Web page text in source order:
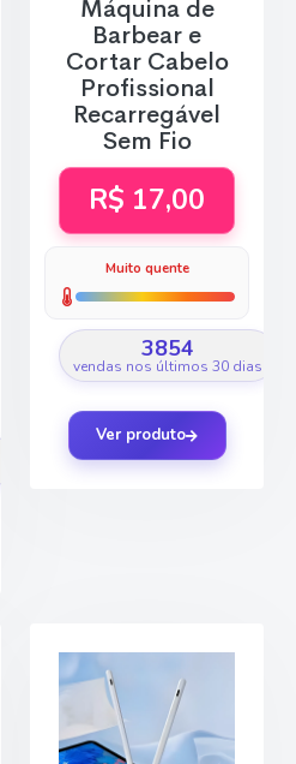
Máquina de
Barbear e
Cortar Cabelo
Profissional
Recarregável
Sem Fio
R$ 17,00
Muito quente
3854
vendas nos últimos 30 dias
Ver produto